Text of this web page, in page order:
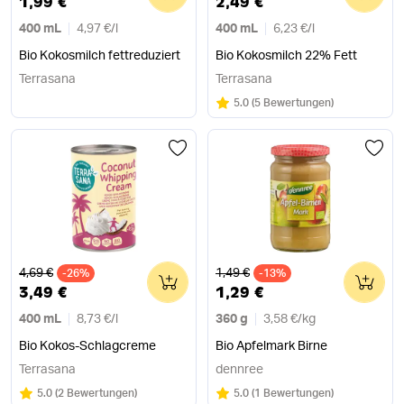
400 mL 4,97 €/
Bio Kokosmilch fettreduziert
Terrasana
400 mL 6,23 €/
Bio Kokosmilch 22% Fett
Terrasana
Bewertung:
5.0/5
(5 Bewertungen)
Alter Preis
4,69 € -26%
3,49 €
400 mL 8,73 €/
Bio Kokos-Schlagcreme
0
Terrasana
Bewertung:
5.0/5
(2 Bewertungen)
Alter Preis
1,49 € -13%
1,29 €
360 g 3,58 €/ kg
Bio Apfelmark Birne
0
dennree
Bewertung:
5.0/5
(1 Bewertungen)